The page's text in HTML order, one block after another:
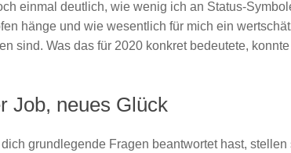
einmal deutlich, wie wenig ich an Status-
hänge und wie wesentlich für mich ein
sind. Was das für 2020 konkret bedeutete,
Job, neues Glück
grundlegende Fragen beantwortet hast,